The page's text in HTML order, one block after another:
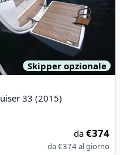
Skipper opzionale
33 (2015)
da€374
da€374al giorno